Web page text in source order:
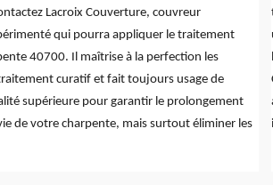
Lacroix Couverture, couvreur
qui pourra appliquer le traitement
40700. Il maîtrise à la perfection les
curatif et fait toujours usage de
supérieure pour garantir le prolongement
de votre charpente, mais surtout éliminer les